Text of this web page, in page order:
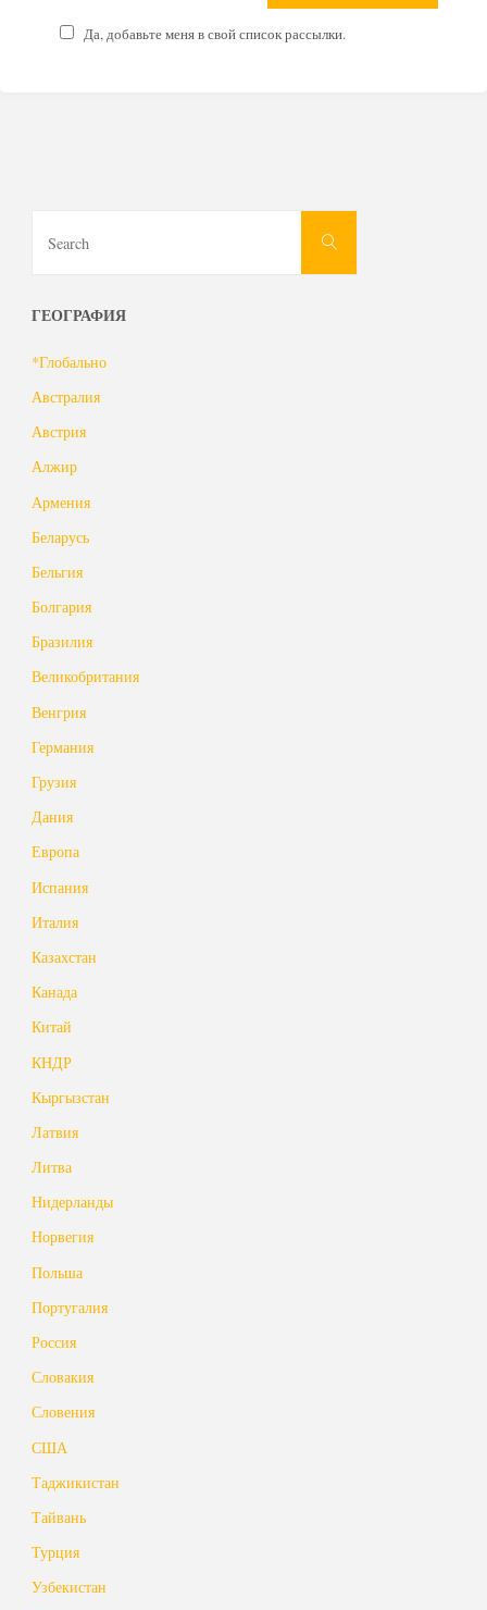
Да, добавьте меня в свой список рассылки.
Search
ГЕОГРАФИЯ
*Глобально
Австралия
Австрия
Алжир
Армения
Беларусь
Бельгия
Болгария
Бразилия
Великобритания
Венгрия
Германия
Грузия
Дания
Европа
Испания
Италия
Казахстан
Канада
Китай
КНДР
Кыргызстан
Латвия
Литва
Нидерланды
Норвегия
Польша
Португалия
Россия
Словакия
Словения
США
Таджикистан
Тайвань
Турция
Узбекистан